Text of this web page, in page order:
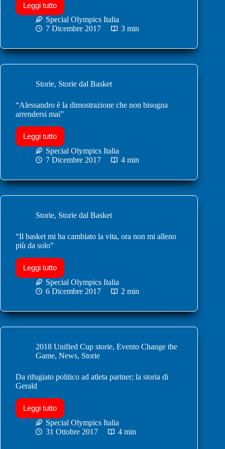
Leggi tutto
Special Olympics Italia
7 Dicembre 2017
3 min
Storie, Storie dal Basket
“Alessandro è la dimostrazione che non bisogna
arrendersi mai”
Leggi tutto
Special Olympics Italia
7 Dicembre 2017
4 min
Storie, Storie dal Basket
“Il basket mi ha cambiato la vita, ora non mi alleno
più da solo”
Leggi tutto
Special Olympics Italia
6 Dicembre 2017
2 min
2018 Unified Cup storie, Evento Change the
Game, News, Storie
Da rifugiato politico ad atleta partner; la storia di
Gerald
Leggi tutto
Special Olympics Italia
31 Ottobre 2017
4 min